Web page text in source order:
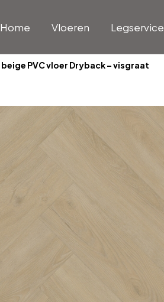
Home Vloeren Legservice
beige PVC vloer Dryback – visgraat